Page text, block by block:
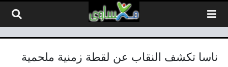
ناسا تكشف النقاب عن لقطة زمنية ملحمية